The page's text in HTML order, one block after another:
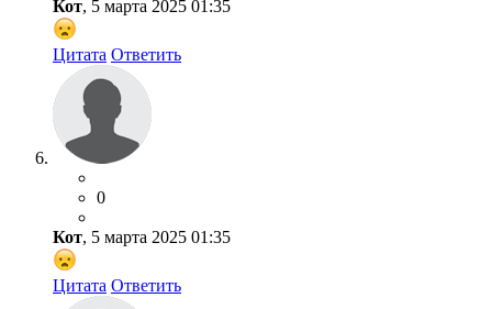
Кот, 5 марта 2025 01:35
Цитата Ответить
0
Кот, 5 марта 2025 01:35
Цитата Ответить